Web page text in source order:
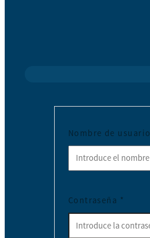
Nombre de usuario
Contraseña *